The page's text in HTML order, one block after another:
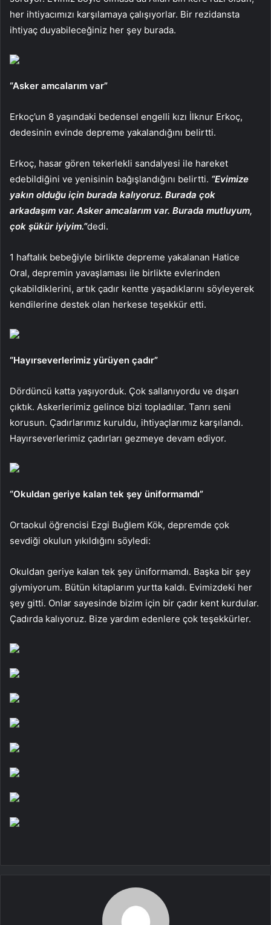
her ihtiyacımızı karşılamaya çalışıyorlar. Bir rezidansta
ihtiyaç duyabileceğiniz her şey burada.
“Asker amcalarım var”
Erkoç’un 8 yaşındaki bedensel engelli kızı İlknur Erkoç,
dedesinin evinde depreme yakalandığını belirtti.
Erkoç, hasar gören tekerlekli sandalyesi ile hareket
edebildiğini ve yenisinin bağışlandığını belirtti. “Evimize
yakın olduğu için burada kalıyoruz. Burada çok
arkadaşım var. Asker amcalarım var. Burada mutluyum,
çok şükür iyiyim.”dedi.
1 haftalık bebeğiyle birlikte depreme yakalanan Hatice
Oral, depremin yavaşlaması ile birlikte evlerinden
çıkabildiklerini, artık çadır kentte yaşadıklarını söyleyerek
kendilerine destek olan herkese teşekkür etti.
“Hayırseverlerimiz yürüyen çadır”
Dördüncü katta yaşıyorduk. Çok sallanıyordu ve dışarı
çıktık. Askerlerimiz gelince bizi topladılar. Tanrı seni
korusun. Çadırlarımız kuruldu, ihtiyaçlarımız karşılandı.
Hayırseverlerimiz çadırları gezmeye devam ediyor.
“Okuldan geriye kalan tek şey üniformamdı”
Ortaokul öğrencisi Ezgi Buğlem Kök, depremde çok
sevdiği okulun yıkıldığını söyledi:
Okuldan geriye kalan tek şey üniformamdı. Başka bir şey
giymiyorum. Bütün kitaplarım yurtta kaldı. Evimizdeki her
şey gitti. Onlar sayesinde bizim için bir çadır kent kurdular.
Çadırda kalıyoruz. Bize yardım edenlere çok teşekkürler.